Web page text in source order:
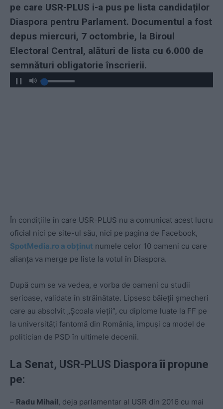
pe care USR-PLUS i-a pus pe lista candidaților
Diaspora pentru Parlament. Documentul a fost
depus miercuri, 7 octombrie, la Biroul
Electoral Central, alături de lista cu 6.000 de
semnături obligatorie înscrierii.
În condițiile în care USR-PLUS nu a comunicat acest lucru
oficial nici pe site-ul său, nici pe pagina de Facebook,
SpotMedia.ro a obținut numele celor 10 oameni cu care
alianța va merge pe liste la votul în Diaspora.
După cum se va vedea, e vorba de oameni cu studii
serioase, validate în străinătate. Lipsesc băieții șmecheri
care au absolvit „Școala vieții”, cu diplome luate la FF pe
la universități fantomă din România, impuși ca model de
politician de PSD în ultimele decenii.
La Senat, USR-PLUS Diaspora îi propune
pe:
– Radu Mihail, deja parlamentar al USR din 2016 cu mai